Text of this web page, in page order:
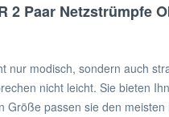
2 Paar Netzstrümpfe
nur modisch, sondern auch
nicht leicht. Sie bieten
Größe passen sie den